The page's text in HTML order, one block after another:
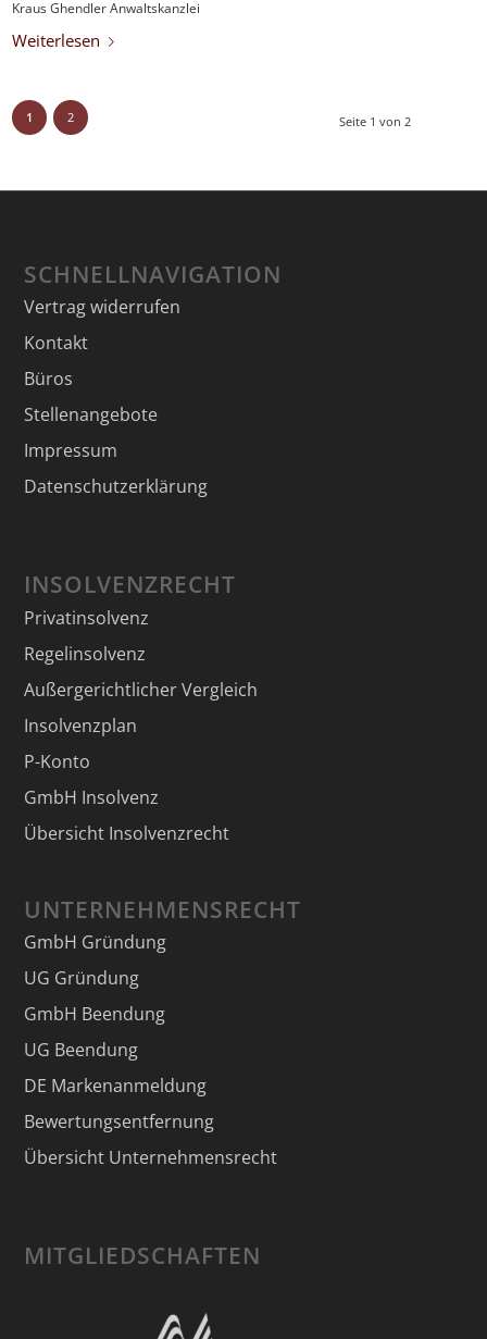
Kraus Ghendler Anwaltskanzlei
Weiterlesen
Seite 1 von 2
1 2
SCHNELLNAVIGATION
Vertrag widerrufen
Kontakt
Büros
Stellenangebote
Impressum
Datenschutzerklärung
INSOLVENZRECHT
Privatinsolvenz
Regelinsolvenz
Außergerichtlicher Vergleich
Insolvenzplan
P-Konto
GmbH Insolvenz
Übersicht Insolvenzrecht
UNTERNEHMENSRECHT
GmbH Gründung
UG Gründung
GmbH Beendung
UG Beendung
DE Markenanmeldung
Bewertungsentfernung
Übersicht Unternehmensrecht
MITGLIEDSCHAFTEN